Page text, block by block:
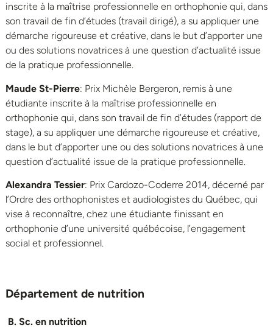
inscrite à la maîtrise professionnelle en orthophonie qui, dans
son travail de fin d’études (travail dirigé), a su appliquer une
démarche rigoureuse et créative, dans le but d’apporter une
ou des solutions novatrices à une question d’actualité issue
de la pratique professionnelle.
Maude St-Pierre: Prix Michèle Bergeron, remis à une
étudiante inscrite à la maîtrise professionnelle en
orthophonie qui, dans son travail de fin d’études (rapport de
stage), a su appliquer une démarche rigoureuse et créative,
dans le but d’apporter une ou des solutions novatrices à une
question d’actualité issue de la pratique professionnelle.
Alexandra Tessier: Prix Cardozo-Coderre 2014, décerné par
l’Ordre des orthophonistes et audiologistes du Québec, qui
vise à reconnaître, chez une étudiante finissant en
orthophonie d’une université québécoise, l’engagement
social et professionnel.
Département de nutrition
B. Sc. en nutrition